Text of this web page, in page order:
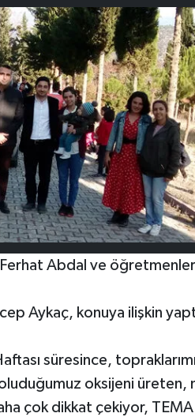
Abdal ve
Aykaç, konuya ilişkin
süresince,
oksijeni üreten,
çok dikkat çekiyor,